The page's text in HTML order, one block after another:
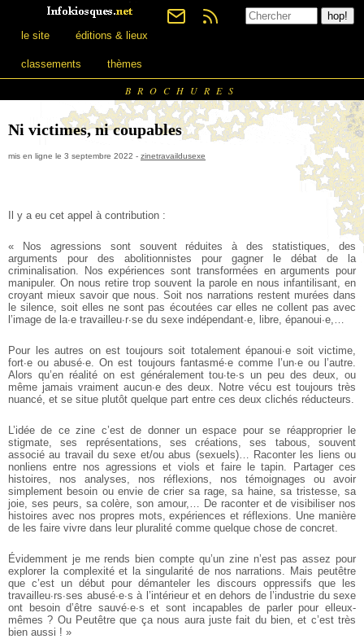
le site éditions & lieux
classements thèmes
BROCHURES
Ni victimes, ni coupables
mis en ligne le 3 septembre 2022 - zinetravaildusexe
Il y a eu cet appel à contribution :
« Nos agressions sont souvent réduites à des statistiques, des
arguments pour des abolitionnistes pour gagner le débat de la
criminalisation. Nos expériences sont transformées en arguments pour
manipuler. On nous retire trop souvent la parole en nous infantilisant, en
croyant mieux savoir que nous. Soit nos narrations restent murées dans
le silence, soit elles ne sont pas écoutées car elles ne collent pas avec
l’image de la∙e travailleu∙r∙se du sexe indépendant∙e, libre, épanoui∙e,…
Pour les autres on est toujours soit totalement épanoui∙e soit victime,
fort∙e ou abusé∙e. On est toujours fantasmé∙e comme l’un∙e ou l’autre.
Alors qu’en réalité on est généralement tou∙te∙s un peu des deux, ou
même jamais vraiment aucun∙e des deux. Notre vécu est toujours très
nuancé, et se situe plutôt quelque part entre ces deux clichés réducteurs.
L’idée de ce zine c’est de donner un espace pour se réapproprier le
stigmate, ses représentations, ses créations, ses tabous, souvent
associé au travail du sexe et/ou abus (sexuels)… Raconter les liens ou
non­liens entre nos agressions et viols et faire le tapin. Partager ces
histoires, nos analyses, nos réflexions, nos témoignages ou avoir
simplement besoin ou envie de crier sa rage, sa haine, sa tristesse, sa
joie, ses peurs, sa colère, son amour,… De raconter et de visibiliser nos
histoires avec nos propres mots, expériences et réflexions. Une manière
de les faire vivre dans leur pluralité comme quelque chose de concret.
Évidemment je me rends bien compte qu’un zine n’est pas assez pour
explorer la complexité et la singularité de nos narrations. Mais peut­être
que c’est un début pour démanteler les discours oppressifs que les
travailleu∙rs∙ses abusé∙e∙s à l’intérieur et en dehors de l’industrie du sexe
ont besoin d’être sauvé∙e∙s et sont incapables de parler pour elleux­
mêmes ? Ou Peut­être que ça nous aura juste fait du bien, et c’est très
bien aussi ! »